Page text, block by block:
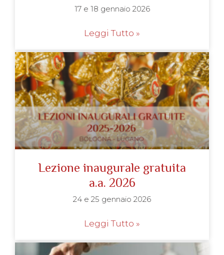
17 e 18 gennaio 2026
Leggi Tutto »
Lezione inaugurale gratuita
a.a. 2026
24 e 25 gennaio 2026
Leggi Tutto »